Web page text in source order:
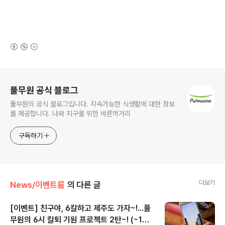
풀무원 공식 블로그
풀무원의 공식 블로그입니다. 지속가능한 식생활에 대한 정보
를 제공합니다. 나와 지구를 위한 바른먹거리
구독하기
News/이벤트룸 의 다른 글 더보기
[이벤트] 친구야, 6칼하고 제주도 가자~!...풀
무원의 6시 칼퇴 기원 프로젝트 2탄~! (~12/